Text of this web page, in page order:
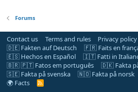
Forums
Contact us Terms and rules Privacy policy
🇩🇪 Fakten auf Deutsch
🇫🇷 Faits en
🇪🇸 Hechos en Español
🇮🇹 Fatti in
🇧🇷 🇵🇹 Fatos em português
🇩🇰 Fakta
🇸🇪 Fakta på svenska
🇳🇴 Fakta på norsk
🌍 Facts
R